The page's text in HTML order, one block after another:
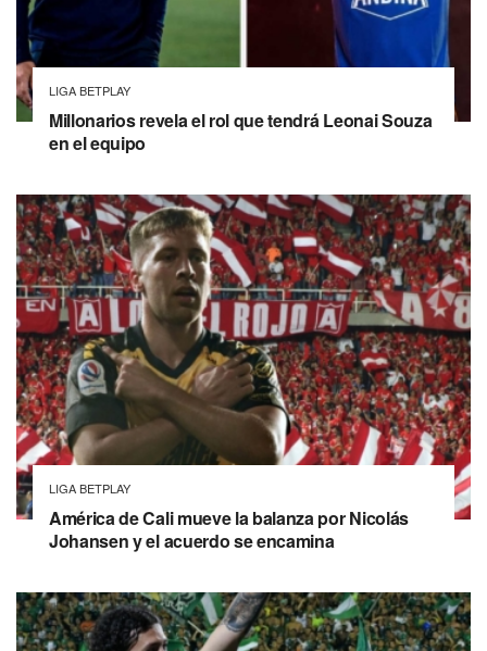
LIGA BETPLAY
Millonarios revela el rol que tendrá Leonai Souza
en el equipo
LIGA BETPLAY
América de Cali mueve la balanza por Nicolás
Johansen y el acuerdo se encamina